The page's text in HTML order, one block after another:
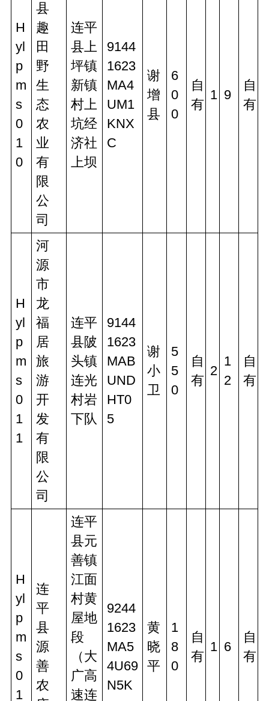
H
yl
p
m
s
0
1
0
县
趣
田
野
生
态
农
业
有
限
公
司
连平
县上
坪镇
新镇
村上
坑经
济社
上坝
9144
1623
MA4
UM1
KNX
C
谢
增
县
6
0
0
自
有
1 9
自
有
H
yl
p
m
s
0
1
1
河
源
市
龙
福
居
旅
游
开
发
有
限
公
司
连平
县陂
头镇
连光
村岩
下队
9144
1623
MAB
UND
HT0
5
谢
小
卫
5
5
0
自
有
2
1
2
自
有
H
yl
p
m
s
0
1
连
平
县
源
善
农
连平
县元
善镇
江面
村黄
屋地
段
（大
广高
速连
9244
1623
MA5
4U69
N5K
黄
晓
平
1
8
0
自
有
1 6
自
有